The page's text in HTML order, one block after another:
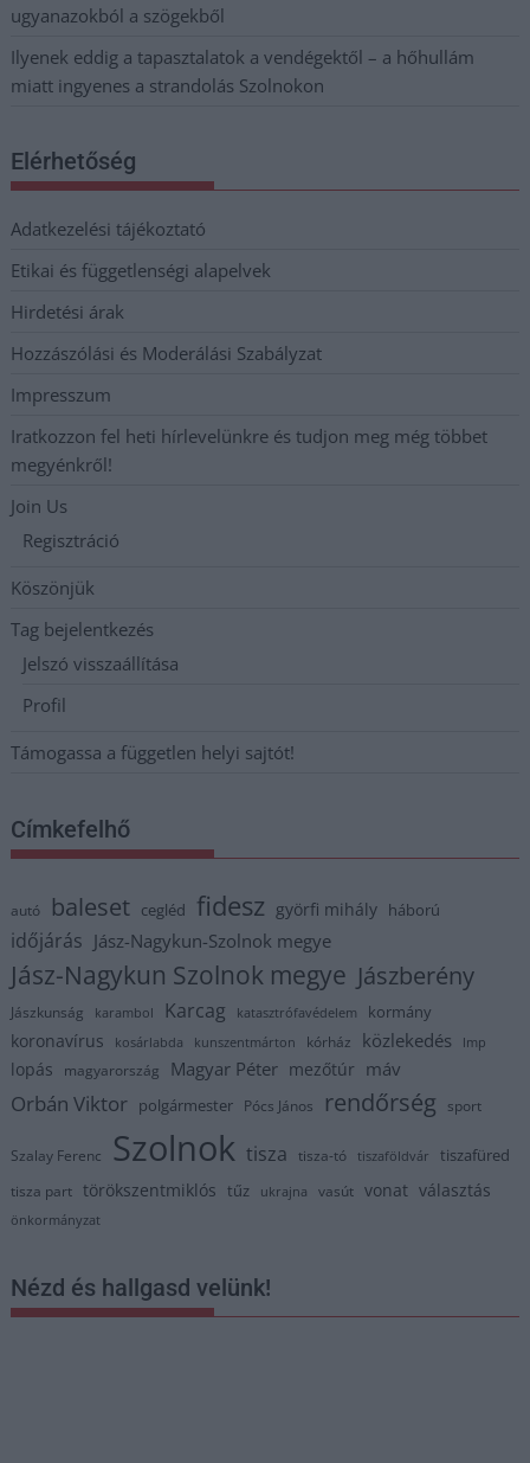
ugyanazokból a szögekből
Ilyenek eddig a tapasztalatok a vendégektől – a hőhullám
miatt ingyenes a strandolás Szolnokon
Elérhetőség
Adatkezelési tájékoztató
Etikai és függetlenségi alapelvek
Hirdetési árak
Hozzászólási és Moderálási Szabályzat
Impresszum
Iratkozzon fel heti hírlevelünkre és tudjon meg még többet
megyénkről!
Join Us
Regisztráció
Köszönjük
Tag bejelentkezés
Jelszó visszaállítása
Profil
Támogassa a független helyi sajtót!
Címkefelhő
autó baleset cegléd fidesz györfi mihály háború
időjárás Jász-Nagykun-Szolnok megye
Jász-Nagykun Szolnok megye Jászberény
Jászkunság karambol Karcag katasztrófavédelem kormány
koronavírus kosárlabda kunszentmárton kórház közlekedés lmp
lopás magyarország Magyar Péter mezőtúr máv
Orbán Viktor polgármester Pócs János rendőrség sport
Szalay Ferenc Szolnok tisza tisza-tó tiszaföldvár tiszafüred
tisza part törökszentmiklós tűz ukrajna vasút vonat választás
önkormányzat
Nézd és hallgasd velünk!